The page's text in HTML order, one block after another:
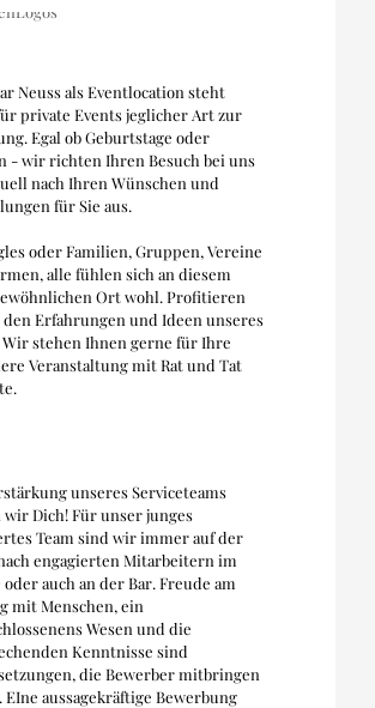
Neuss als Eventlocation steht
private Events jeglicher Art zur
Egal ob Geburtstage oder
- wir richten Ihren Besuch bei uns
nach Ihren Wünschen und
für Sie aus.
oder Familien, Gruppen, Vereine
alle fühlen sich an diesem
Ort wohl. Profitieren
den Erfahrungen und Ideen unseres
Wir stehen Ihnen gerne für Ihre
Veranstaltung mit Rat und Tat
unseres Serviceteams
wir Dich! Für unser junges
Team sind wir immer auf der
engagierten Mitarbeitern im
oder auch an der Bar. Freude am
mit Menschen, ein
Wesen und die
Kenntnisse sind
die Bewerber mitbringen
aussagekräftige Bewerbung